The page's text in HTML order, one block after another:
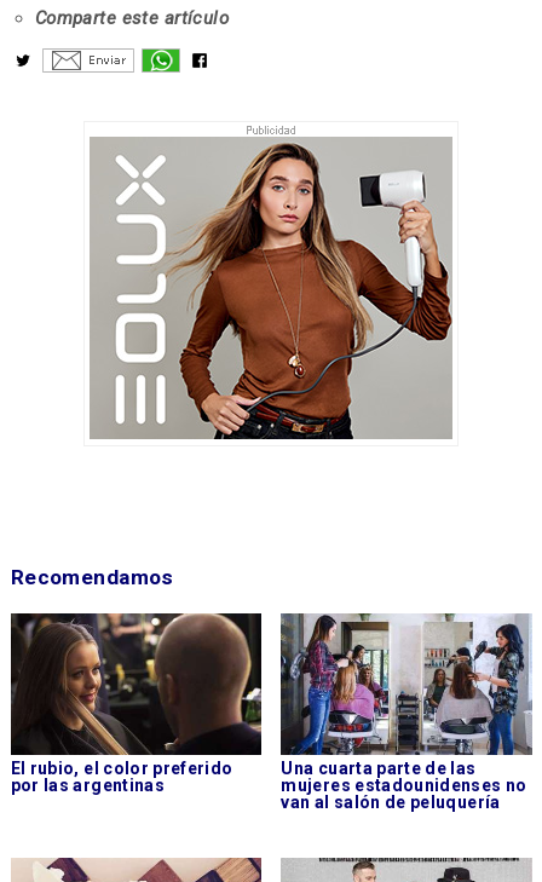
Comparte este artículo
Recomendamos
El rubio, el color preferido
por las argentinas
Una cuarta parte de las
mujeres estadounidenses no
van al salón de peluquería